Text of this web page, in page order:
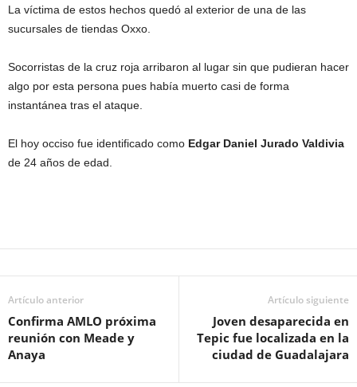
La víctima de estos hechos quedó al exterior de una de las
sucursales de tiendas Oxxo.
Socorristas de la cruz roja arribaron al lugar sin que pudieran hacer
algo por esta persona pues había muerto casi de forma
instantánea tras el ataque.
El hoy occiso fue identificado como Edgar Daniel Jurado Valdivia
de 24 años de edad.
Artículo anterior
Confirma AMLO próxima
reunión con Meade y
Anaya
Artículo siguiente
Joven desaparecida en
Tepic fue localizada en la
ciudad de Guadalajara